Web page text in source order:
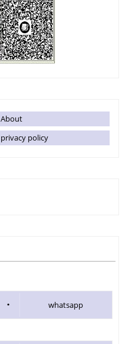
About
privacy policy
whatsapp